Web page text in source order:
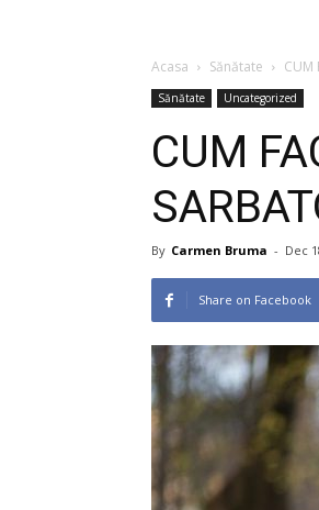
Acasa Sănătate CUM
Sănătate Uncategorized
CUM
By Carmen Bruma - Dec
Share on Facebook